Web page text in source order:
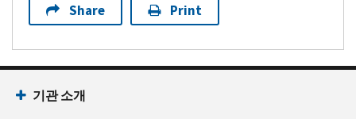
Share Print
기관 소개